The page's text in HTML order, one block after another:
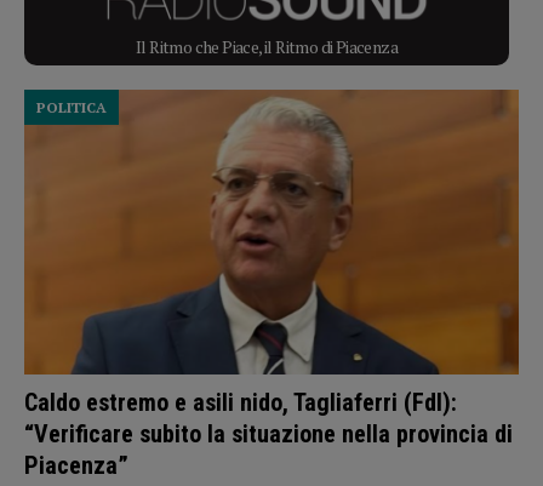
Il Ritmo che Piace, il Ritmo di Piacenza
Caldo estremo e asili nido, Tagliaferri (FdI):
“Verificare subito la situazione nella provincia di
Piacenza”
POLITICA